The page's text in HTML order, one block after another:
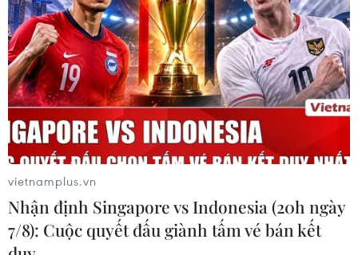
vietnamplus.vn
Nhận định Singapore vs Indonesia (20h ngày
7/8): Cuộc quyết đấu giành tấm vé bán kết